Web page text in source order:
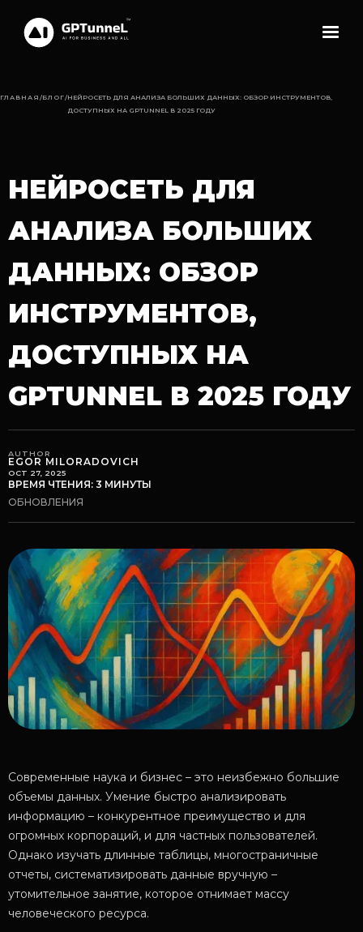
ГЛАВНАЯ /БЛОГ/НЕЙРОСЕТЬ ДЛЯ АНАЛИЗА БОЛЬШИХ ДАННЫХ: ОБЗОР ИНСТРУМЕНТОВ,
ДОСТУПНЫХ НА GPTUNNEL В 2025 ГОДУ
НЕЙРОСЕТЬ ДЛЯ
АНАЛИЗА БОЛЬШИХ
ДАННЫХ: ОБЗОР
ИНСТРУМЕНТОВ,
ДОСТУПНЫХ НА
GPTUNNEL В 2025 ГОДУ
AUTHOR
EGOR MILORADOVICH
OCT 27, 2025
ВРЕМЯ ЧТЕНИЯ: 3 МИНУТЫ
ОБНОВЛЕНИЯ
Современные наука и бизнес – это неизбежно большие
объемы данных. Умение быстро анализировать
информацию – конкурентное преимущество и для
огромных корпораций, и для частных пользователей.
Однако изучать длинные таблицы, многостраничные
отчеты, систематизировать данные вручную –
утомительное занятие, которое отнимает массу
человеческого ресурса.